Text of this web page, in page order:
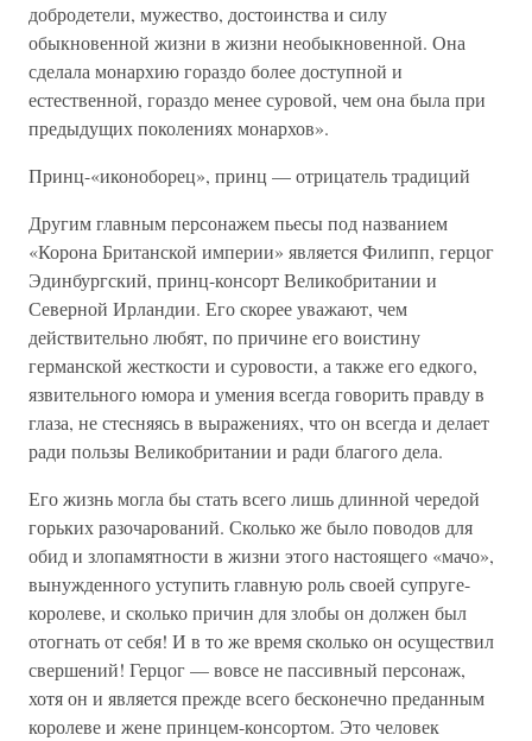
добродетели, мужество, достоинства и силу
обыкновенной жизни в жизни необыкновенной. Она
сделала монархию гораздо более доступной и
естественной, гораздо менее суровой, чем она была при
предыдущих поколениях монархов».
Принц-«иконоборец», принц — отрицатель традиций
Другим главным персонажем пьесы под названием
«Корона Британской империи» является Филипп, герцог
Эдинбургский, принц-консорт Великобритании и
Северной Ирландии. Его скорее уважают, чем
действительно любят, по причине его воистину
германской жесткости и суровости, а также его едкого,
язвительного юмора и умения всегда говорить правду в
глаза, не стесняясь в выражениях, что он всегда и делает
ради пользы Великобритании и ради благого дела.
Его жизнь могла бы стать всего лишь длинной чередой
горьких разочарований. Сколько же было поводов для
обид и злопамятности в жизни этого настоящего «мачо»,
вынужденного уступить главную роль своей супруге-
королеве, и сколько причин для злобы он должен был
отогнать от себя! И в то же время сколько он осуществил
свершений! Герцог — вовсе не пассивный персонаж,
хотя он и является прежде всего бесконечно преданным
королеве и жене принцем-консортом. Это человек